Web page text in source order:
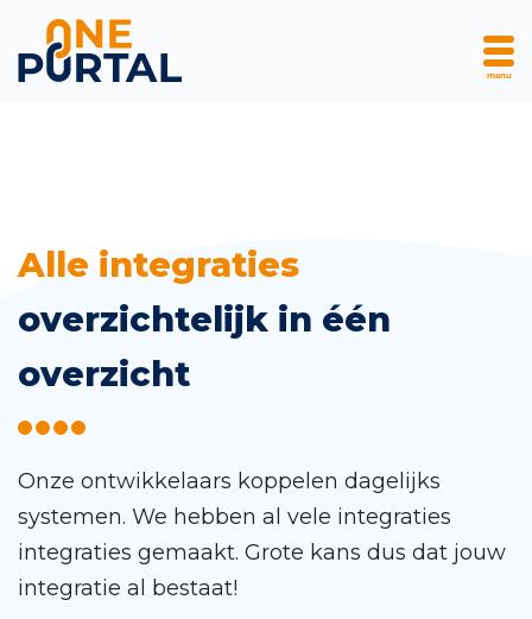
Skip
content
menu
Alle integraties
overzichtelijk in één
overzicht
Onze ontwikkelaars koppelen dagelijks
systemen. We hebben al vele integraties
integraties gemaakt. Grote kans dus dat jouw
integratie al bestaat!